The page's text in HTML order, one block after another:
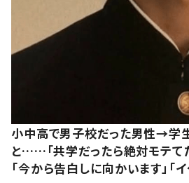
小中高で男子校だった男性→学
と……「共学だったら絶対モテて
「今から告白しに向かいます」「イ